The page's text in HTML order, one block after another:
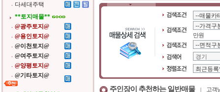
다세대주택
**토지매물**
@광주토지@
@용인토지@
@이천토지@
@여주토지@
@양평토지@
@기타토지@
만원
주인장이 추천하는 일반매물 고객